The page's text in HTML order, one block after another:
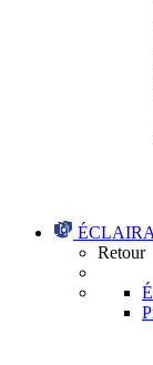
Retour